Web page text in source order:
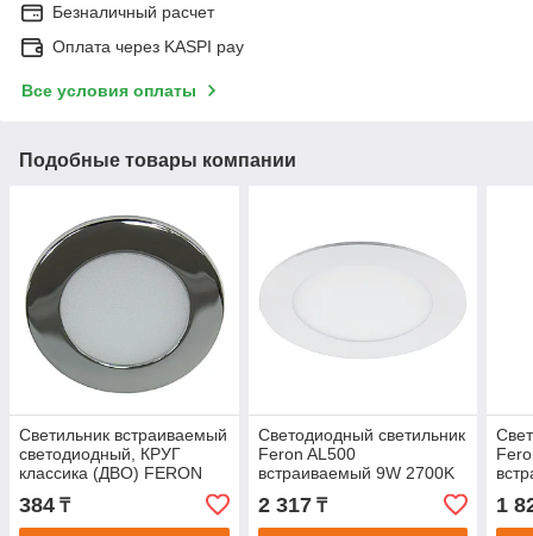
Безналичный расчет
Оплата через KASPI pay
Все условия оплаты
Подобные товары компании
Светильник встраиваемый
светодиодный, КРУГ
классика (ДВО) FERON
AL500 3W 4000К (белый)
230V 180Lm IP20
384 ₸
Светодиодный светильник
Feron AL500
встраиваемый 9W 2700K
2 317₸ 1